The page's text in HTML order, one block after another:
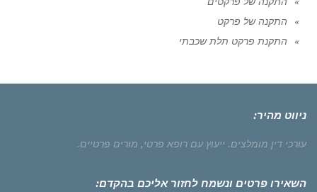
התקנה של פרקט
התקנת פרקט תלת שכבתי
ניווט מהיר:
עורכי דין מומלצים. ייעוץ עם רופא פרטי, מורים פרטיים.
השאירו פרטים ונשמח לחזור אליכם בהקדם: